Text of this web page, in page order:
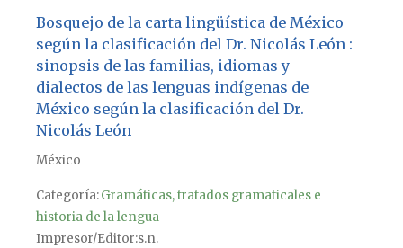
Bosquejo de la carta lingüística de México
según la clasificación del Dr. Nicolás León :
sinopsis de las familias, idiomas y
dialectos de las lenguas indígenas de
México según la clasificación del Dr.
Nicolás León
México
Categoría:Gramáticas, tratados gramaticales e
historia de la lengua
Impresor/Editor s.n.